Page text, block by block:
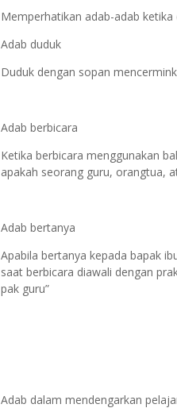
Memperhatikan adab-adab ketika
Adab duduk
Duduk dengan sopan
Adab berbicara
Ketika berbicara menggunakan
apakah seorang guru, orangtua,
Adab bertanya
Apabila bertanya kepada bapak
saat berbicara diawali dengan
pak guru”
Adab dalam mendengarkan